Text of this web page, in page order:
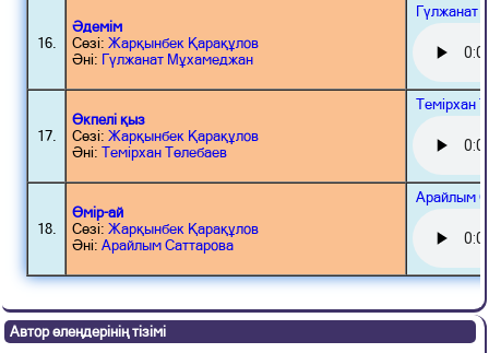
16.
Әдемім
Сөзі: Жарқынбек Қарақұлов
Әні: Гүлжанат Мұхамеджан
Гүлжанат
17.
Өкпелі қыз
Сөзі: Жарқынбек Қарақұлов
Әні: Темірхан Төлебаев
Темірхан
18.
Өмір-ай
Сөзі: Жарқынбек Қарақұлов
Әні: Арайлым Саттарова
Арайлым
Автор өлеңдерінің тізімі